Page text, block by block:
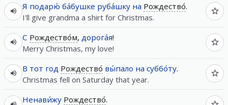
Я подарю́ ба́бушке руба́шку на Рождество́.
I'll give grandma a shirt for Christmas.
С Рождество́м, дорога́я!
Merry Christmas, my love!
В тот год Рождество́ вы́пало на суббо́ту.
Christmas fell on Saturday that year.
Ненави́жу Рождество́.